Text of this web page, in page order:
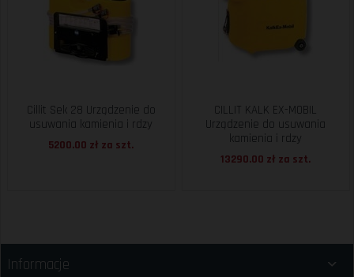
Cillit Sek 28 Urządzenie do
usuwania kamienia i rdzy
5200.00 zł za szt.
CILLIT KALK EX-MOBIL
Urządzenie do usuwania
kamienia i rdzy
13290.00 zł za szt.
Informacje